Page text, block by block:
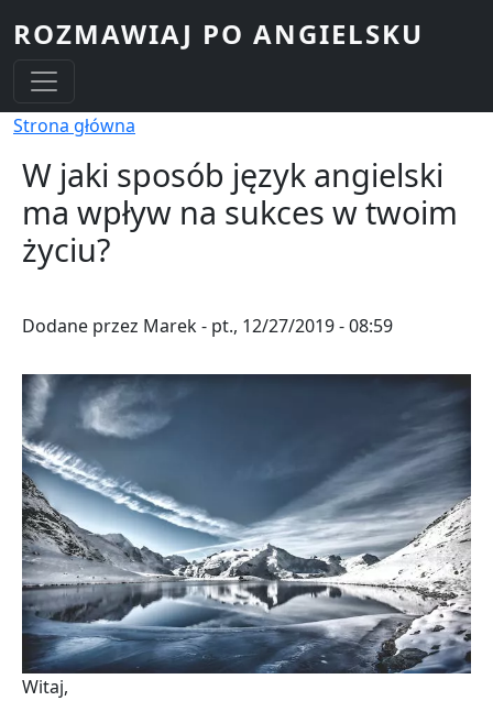
ROZMAWIAJ PO ANGIELSKU
Ścieżka nawigacyjna
Strona główna
W jaki sposób język angielski
ma wpływ na sukces w twoim
życiu?
Dodane przez Marek- pt., 12/27/2019 - 08:59
Witaj,